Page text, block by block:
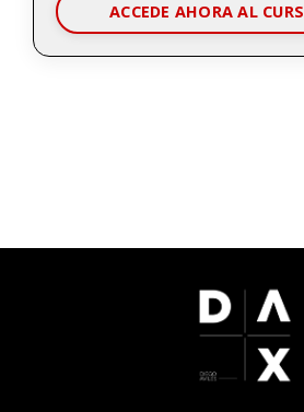
ACCEDE AHORA AL